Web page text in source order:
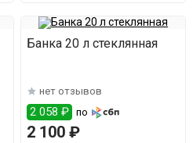
Банка 20 л стеклянная
нет отзывов
2 058 ₽ по
2 100 ₽